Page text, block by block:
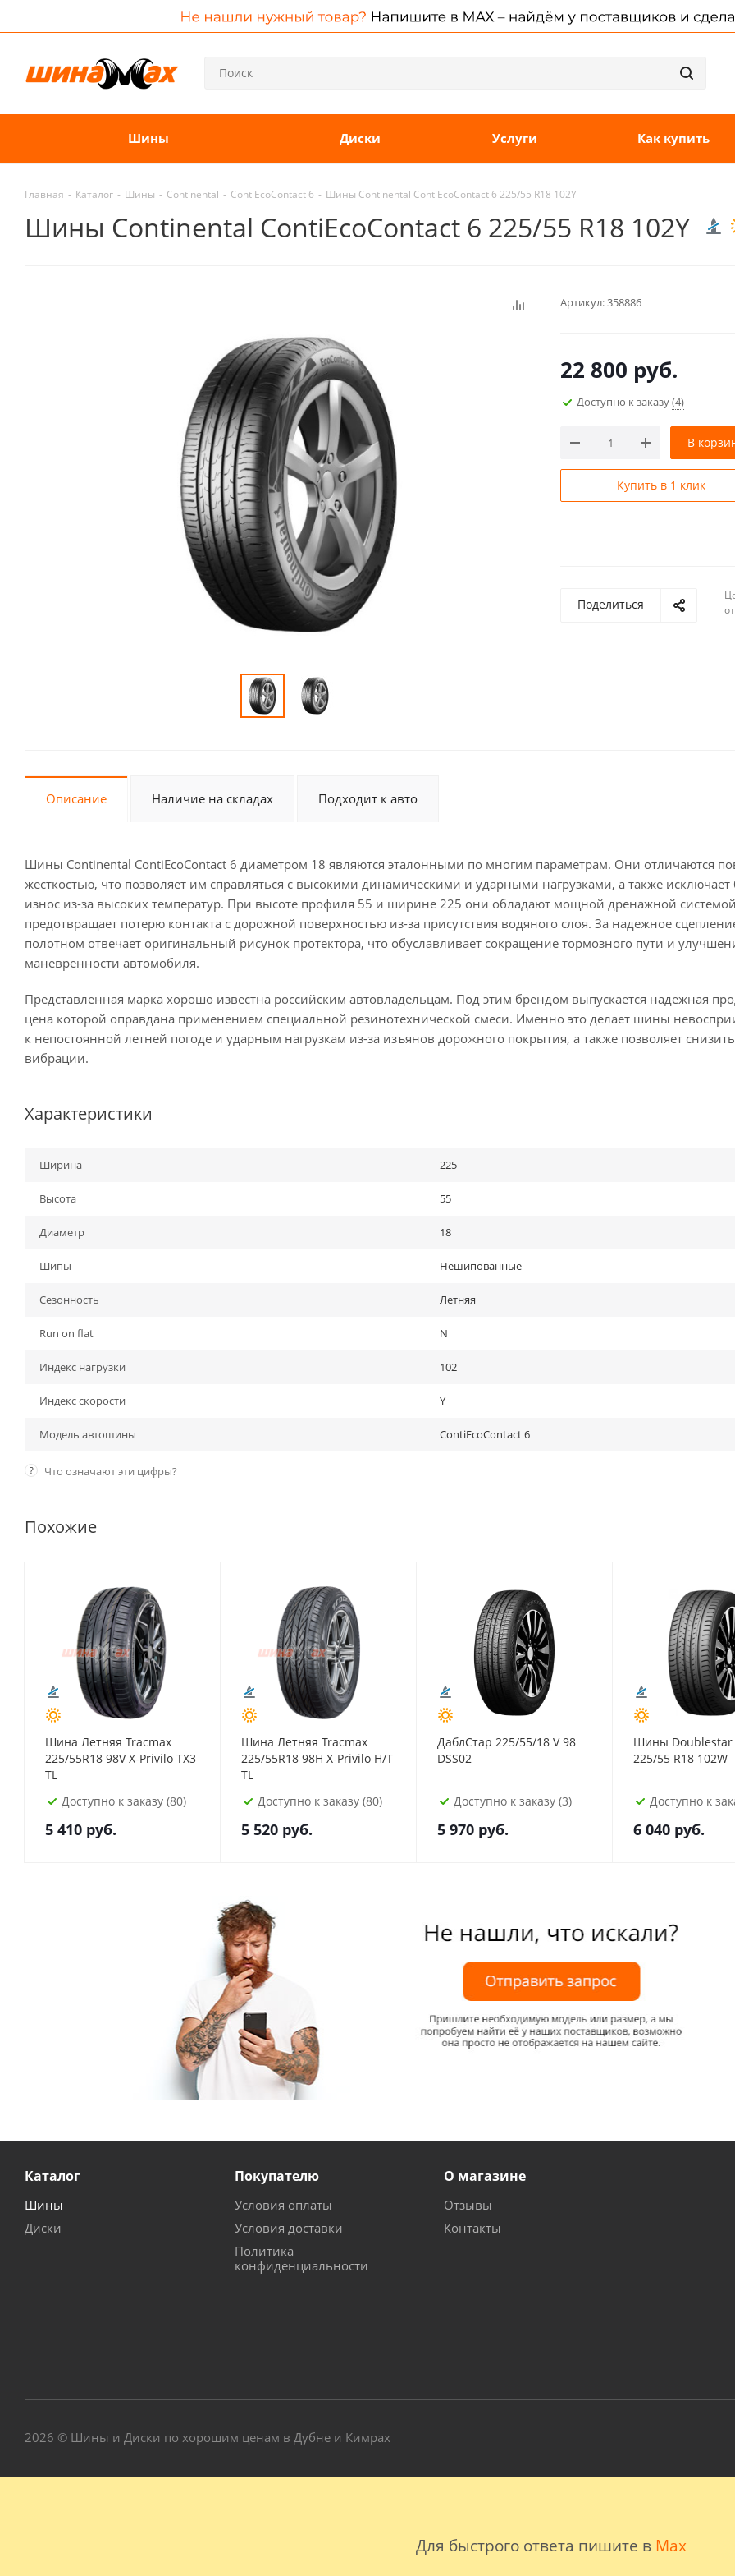
Для быстрого ответа пишите в Max
Шины Диски Услуги Как купить
Главная - Каталог - Шины - Continental - ContiEcoContact 6 - Шины Continental ContiEcoContact 6 225/55 R18 102Y
Шины Continental ContiEcoContact 6 225/55 R18 102Y
Артикул:358886
22 800 руб.
Доступно к заказу(4)
В
Купить в 1 клик
Поделиться
Описание Наличие на складах Подходит к авто
Шины Continental ContiEcoContact 6 диаметром 18 являются эталонными по многим параметрам. Они отличаются
жесткостью, что позволяет им справляться с высокими динамическими и ударными нагрузками, а также
износ из-за высоких температур. При высоте профиля 55 и ширине 225 они обладают мощной дренажной
предотвращает потерю контакта с дорожной поверхностью из-за присутствия водяного слоя. За надежное
полотном отвечает оригинальный рисунок протектора, что обуславливает сокращение тормозного пути и
маневренности автомобиля.
Представленная марка хорошо известна российским автовладельцам. Под этим брендом выпускается надежная
цена которой оправдана применением специальной резинотехнической смеси. Именно это делает шины
к непостоянной летней погоде и ударным нагрузкам из-за изъянов дорожного покрытия, а также позволяет
вибрации.
Характеристики
Ширина 225
Высота 55
Диаметр 18
Шипы Нешипованные
Сезонность Летняя
Run on flat N
Индекс нагрузки 102
Индекс скорости Y
Модель автошины ContiEcoContact 6
? Что означают эти цифры?
Похожие
Шина Летняя Tracmax
225/55R18 98V X-Privilo TX3
TL
Доступно к заказу (80)
5 410 руб.
Шина Летняя Tracmax
225/55R18 98H X-Privilo H/T
TL
Доступно к заказу (80)
5 520 руб.
ДаблСтар 225/55/18 V 98
DSS02
Доступно к заказу (3)
5 970 руб.
Шины Doublestar
225/55 R18 102W
Доступно к
6 040 руб.
Каталог
Шины
Диски
Покупателю
Условия оплаты
Условия доставки
Политика
конфиденциальности
О магазине
Отзывы
Контакты
2026 © Шины и Диски по хорошим ценам в Дубне и Кимрах